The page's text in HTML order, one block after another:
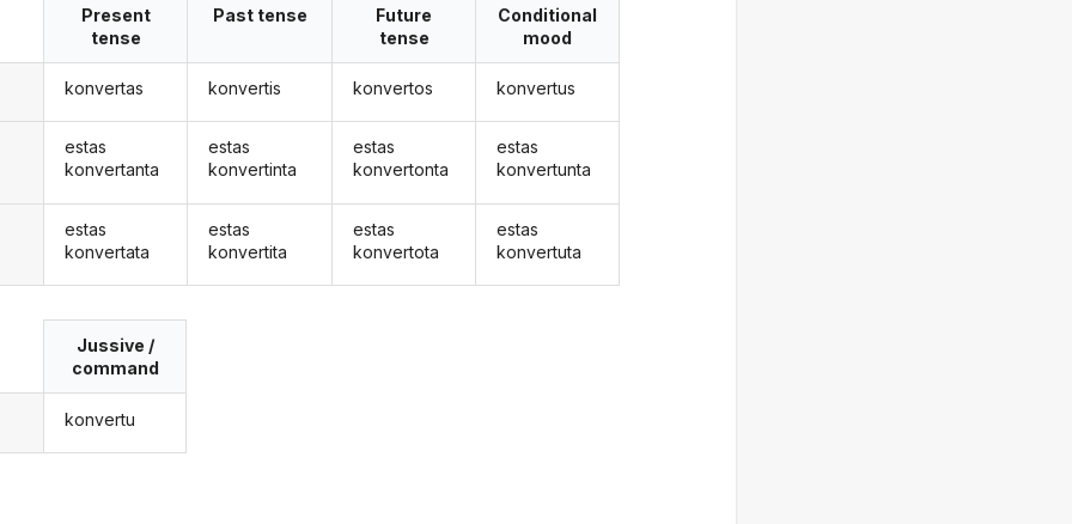
Present
tense
konvertas
estas
konvertanta
estas
konvertata
Past tense
konvertis
estas
konvertinta
estas
konvertita
Future
tense
konvertos
estas
konvertonta
estas
konvertota
Conditional
mood
konvertus
estas
konvertunta
estas
konvertuta
Jussive /
command
konvertu